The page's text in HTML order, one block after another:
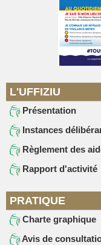
L'UFFIZIU
Présentation
Instances
Règlement des
Rapport d'activité
PRATIQUE
Charte graphique
Avis de